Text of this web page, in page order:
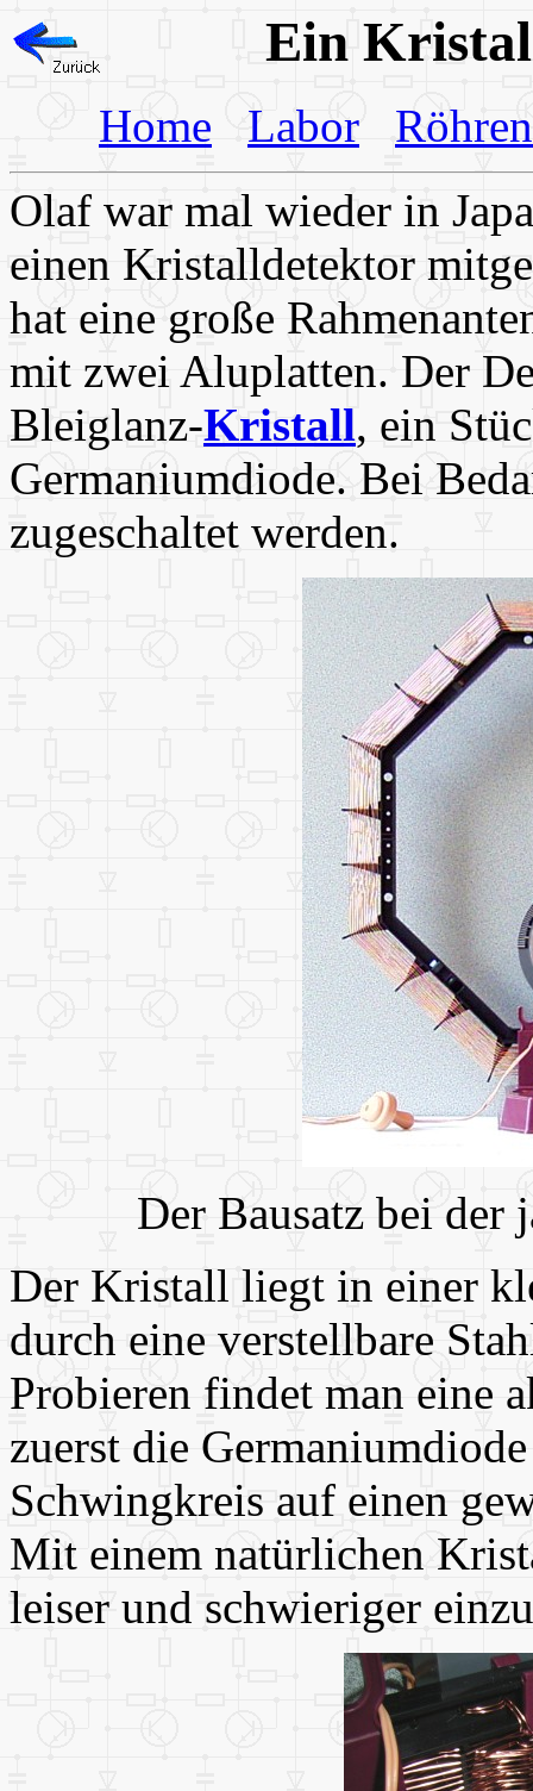
Ein
Home Labor
Röhren
Olaf war mal wieder in
einen Kristalldetektor
hat eine große
mit zwei Aluplatten. Der
Bleiglanz-Kristall, ein
Germaniumdiode. Bei
zugeschaltet werden.
Der Bausatz bei der
Der Kristall liegt in einer
durch eine verstellbare
Probieren findet man eine
zuerst die
Schwingkreis auf einen
Mit einem natürlichen
leiser und schwieriger